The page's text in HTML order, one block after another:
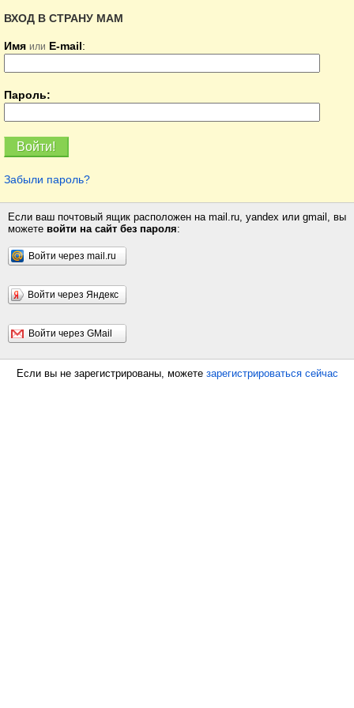
ВХОД В СТРАНУ МАМ
Имя или E-mail:
Пароль:
Забыли пароль?
Если ваш почтовый ящик расположен на mail.ru, yandex или gmail, вы
можете войти на сайт без пароля:
Войти через mail.ru
Войти через Яндекс
Войти через GMail
Если вы не зарегистрированы, можете зарегистрироваться сейчас